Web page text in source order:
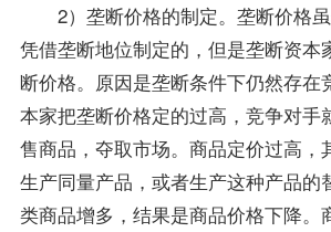
2）垄断价格的制定。垄断价格虽
凭借垄断地位制定的，但是垄断资本
断价格。原因是垄断条件下仍然存在
本家把垄断价格定的过高，竞争对手
售商品，夺取市场。商品定价过高，
生产同量产品，或者生产这种产品的
类商品增多，结果是商品价格下降。